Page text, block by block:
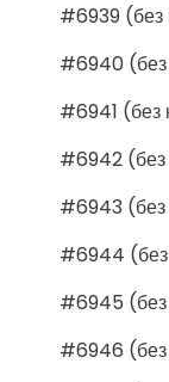
#6939 (без
#6940 (без
#6941 (без
#6942 (без
#6943 (без
#6944
#6945 (без
#6946 (без